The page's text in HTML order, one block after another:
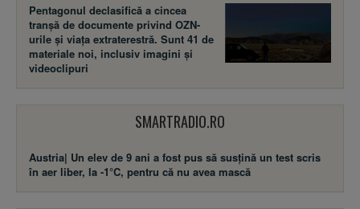
Pentagonul declasifică a cincea
tranșă de documente privind OZN-
urile și viața extraterestră. Sunt 41 de
materiale noi, inclusiv imagini și
videoclipuri
SMARTRADIO.RO
Austria| Un elev de 9 ani a fost pus să susţină un test scris
în aer liber, la -1°C, pentru că nu avea mască